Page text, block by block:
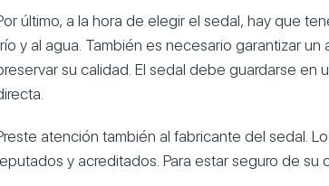
último, a la hora de elegir el sedal, hay que
y al agua. También es necesario garantizar
su calidad. El sedal debe guardarse en
atención también al fabricante del sedal.
y acreditados. Para estar seguro de su